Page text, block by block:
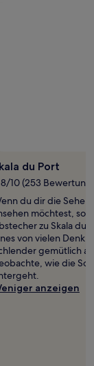
du Port
10 (253
du dir die
möchtest,
zu Skala du
von vielen
gemütlich
wie die
anzeigen